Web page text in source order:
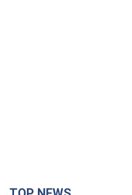
Сили оборони уразили